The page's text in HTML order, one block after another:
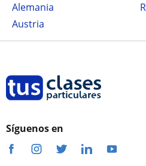
Alemania
Austria
Síguenos en